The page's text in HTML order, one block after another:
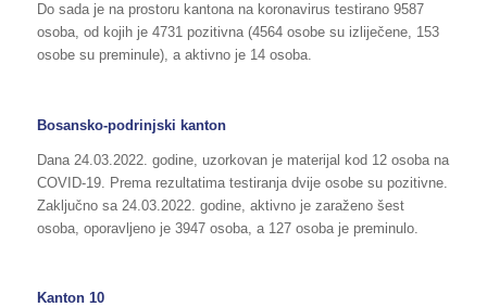
Do sada je na prostoru kantona na koronavirus testirano 9587
osoba, od kojih je 4731 pozitivna (4564 osobe su izliječene, 153
osobe su preminule), a aktivno je 14 osoba.
Bosansko-podrinjski kanton
Dana 24.03.2022. godine, uzorkovan je materijal kod 12 osoba na
COVID-19. Prema rezultatima testiranja dvije osobe su pozitivne.
Zaključno sa 24.03.2022. godine, aktivno je zaraženo šest
osoba, oporavljeno je 3947 osoba, a 127 osoba je preminulo.
Kanton 10